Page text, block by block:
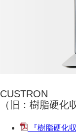
CUSTRON
（旧：樹脂硬化
『樹脂硬化